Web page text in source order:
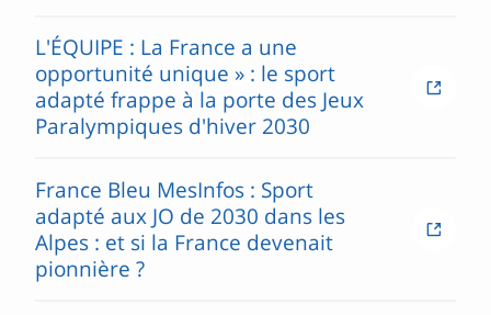
L'ÉQUIPE : La France a une
opportunité unique » : le sport
adapté frappe à la porte des Jeux
Paralympiques d'hiver 2030
France Bleu MesInfos : Sport
adapté aux JO de 2030 dans les
Alpes : et si la France devenait
pionnière ?